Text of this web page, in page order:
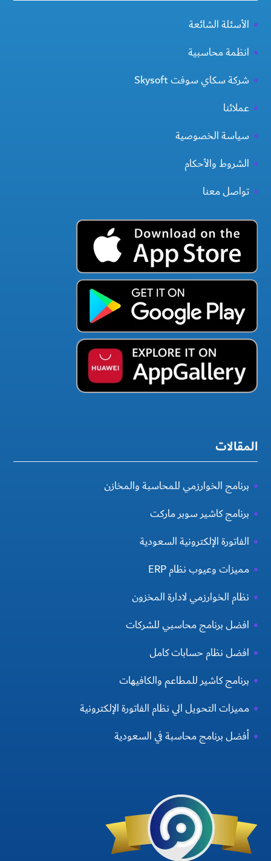
الأسئلة الشائعة
انظمة محاسبية
شركة سكاي سوفت Skysoft
عملائنا
سياسة الخصوصية
الشروط والأحكام
تواصل معنا
المقالات
برنامج الخوارزمي للمحاسبة والمخازن
برنامج كاشير سوبر ماركت
الفاتورة الإلكترونية السعودية
مميزات وعيوب نظام ERP
نظام الخوارزمي لادارة المخزون
افضل برنامج محاسبي للشركات
افضل نظام حسابات كامل
برنامج كاشير للمطاعم والكافيهات
مميزات التحويل الي نظام الفاتورة الإلكترونية
أفضل برنامج محاسبة في السعودية